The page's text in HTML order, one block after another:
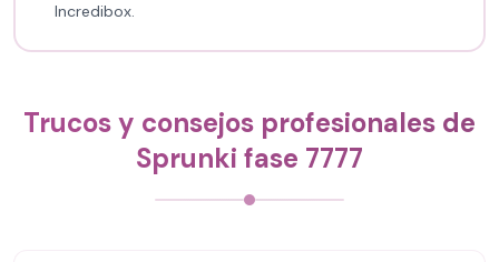
Incredibox.
Trucos y consejos profesionales de
Sprunki fase 7777